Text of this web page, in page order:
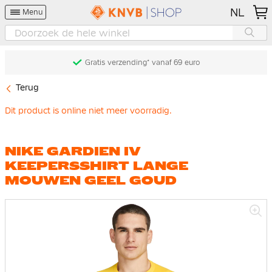
Menu NL
Gratis verzending* vanaf 69 euro
Terug
Dit product is online niet meer voorradig.
NIKE GARDIEN IV
KEEPERSSHIRT LANGE
MOUWEN GEEL GOUD